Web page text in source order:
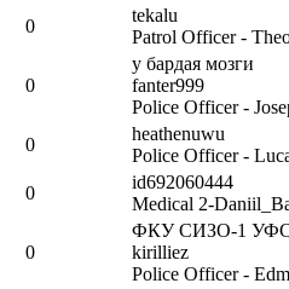
0
tekalu
Patrol Officer -
0
у бардая мозги
fanter999
Police Officer -
0
heathenuwu
Police Officer -
0
id692060444
Medical 2-
0
ФКУ СИЗО-1
kirilliez
Police Officer -